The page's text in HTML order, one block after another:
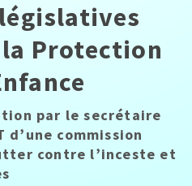
Protection
par le secrétaire
d’une commission
contre l’inceste et